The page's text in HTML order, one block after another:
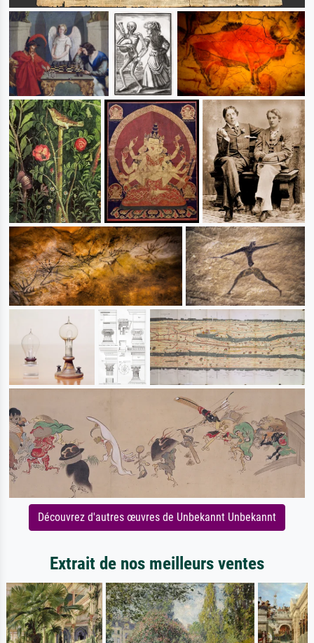
Découvrez d'autres œuvres de Unbekannt Unbekannt
Extrait de nos meilleurs ventes